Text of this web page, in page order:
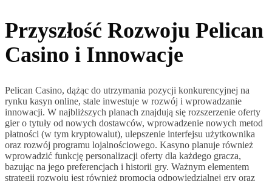
Przyszłość Rozwoju Pelican
Casino i Innowacje
Pelican Casino, dążąc do utrzymania pozycji konkurencyjnej na
rynku kasyn online, stale inwestuje w rozwój i wprowadzanie
innowacji. W najbliższych planach znajdują się rozszerzenie oferty
gier o tytuły od nowych dostawców, wprowadzenie nowych metod
płatności (w tym kryptowalut), ulepszenie interfejsu użytkownika
oraz rozwój programu lojalnościowego. Kasyno planuje również
wprowadzić funkcję personalizacji oferty dla każdego gracza,
bazując na jego preferencjach i historii gry. Ważnym elementem
strategii rozwoju jest również promocja odpowiedzialnej gry oraz